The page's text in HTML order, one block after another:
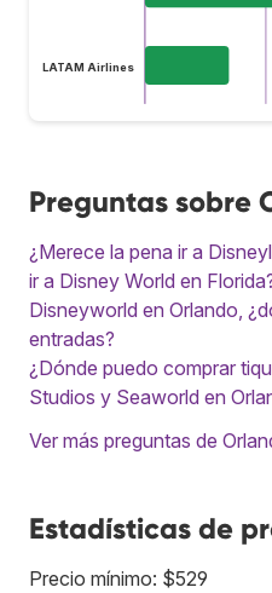
LATAM Airlines
Preguntas sobre
¿Merece la pena ir a
ir a Disney World en
Disneyworld en Orlando,
entradas?
¿Dónde puedo comprar
Studios y Seaworld en
Ver más preguntas de
Estadísticas de
Precio mínimo: $529